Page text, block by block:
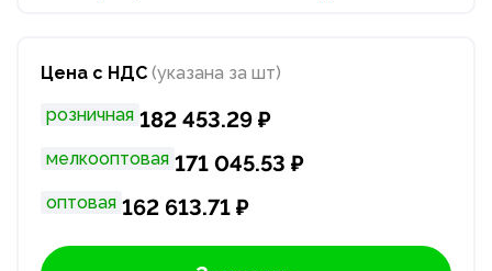
Цена с НДС (указана за шт)
розничная 182 453.29 ₽
мелкооптовая 171 045.53 ₽
оптовая 162 613.71 ₽